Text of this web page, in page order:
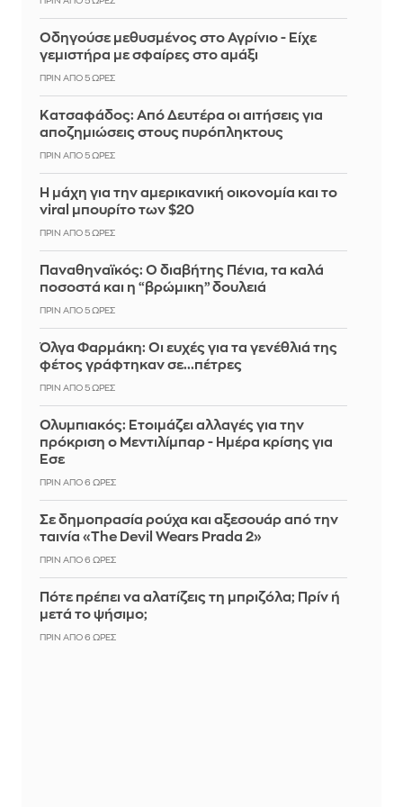
Οδηγούσε μεθυσμένος στο Αγρίνιο - Είχε
γεμιστήρα με σφαίρες στο αμάξι
ΠΡΙΝ ΑΠΌ 5 ΏΡΕΣ
Κατσαφάδος: Από Δευτέρα οι αιτήσεις για
αποζημιώσεις στους πυρόπληκτους
ΠΡΙΝ ΑΠΌ 5 ΏΡΕΣ
Η μάχη για την αμερικανική οικονομία και το
viral μπουρίτο των $20
ΠΡΙΝ ΑΠΌ 5 ΏΡΕΣ
Παναθηναϊκός: Ο διαβήτης Πένια, τα καλά
ποσοστά και η “βρώμικη” δουλειά
ΠΡΙΝ ΑΠΌ 5 ΏΡΕΣ
Όλγα Φαρμάκη: Οι ευχές για τα γενέθλιά της
φέτος γράφτηκαν σε...πέτρες
ΠΡΙΝ ΑΠΌ 5 ΏΡΕΣ
Ολυμπιακός: Ετοιμάζει αλλαγές για την
πρόκριση ο Μεντιλίμπαρ - Ημέρα κρίσης για
Έσε
ΠΡΙΝ ΑΠΌ 6 ΏΡΕΣ
Σε δημοπρασία ρούχα και αξεσουάρ από την
ταινία «The Devil Wears Prada 2»
ΠΡΙΝ ΑΠΌ 6 ΏΡΕΣ
Πότε πρέπει να αλατίζεις τη μπριζόλα; Πρίν ή
μετά το ψήσιμο;
ΠΡΙΝ ΑΠΌ 6 ΏΡΕΣ